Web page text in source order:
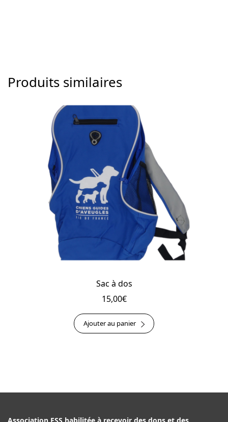
Produits similaires
Sac à dos
15,00€
Ajouter au panier